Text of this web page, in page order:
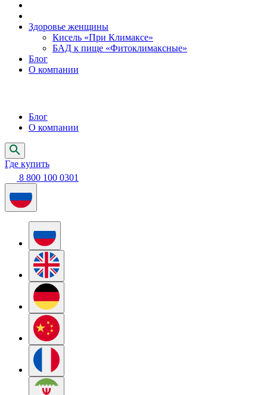
Здоровье женщины
Кисель «При Климаксе»
БАД к пище «Фитоклимаксные»
Блог
О компании
Блог
О компании
Где купить
8 800 100 0301